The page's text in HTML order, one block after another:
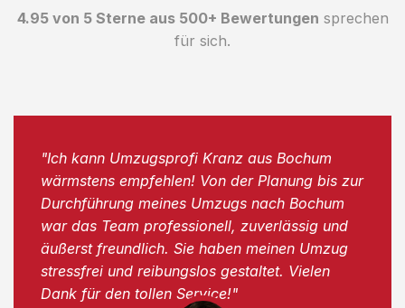
4.95 von 5 Sterne aus 500+ Bewertungen sprechen
für sich.
"Ich kann Umzugsprofi Kranz aus Bochum
wärmstens empfehlen! Von der Planung bis zur
Durchführung meines Umzugs nach Bochum
war das Team professionell, zuverlässig und
äußerst freundlich. Sie haben meinen Umzug
stressfrei und reibungslos gestaltet. Vielen
Dank für den tollen Service!"